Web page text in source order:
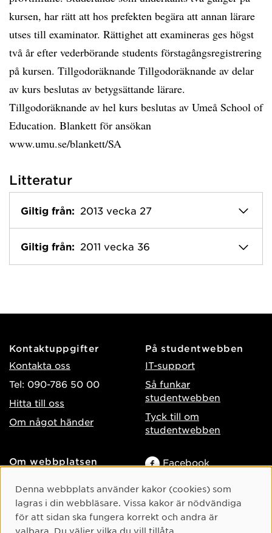
kursen, har rätt att hos prefekten begära att annan lärare
utses till examinator. Rättighet att examineras ges högst
två år efter vederbörande students förstagångsregistrering
på kursen. Tillgodoräknande Tillgodoräknande av delar
av kurs beslutas av betygsättande lärare.
Tillgodoräknande av hel kurs beslutas av Umeå School of
Education. Blankett för ansökan
www.umu.se/blankett/SA
Litteratur
Giltig från: 2013 vecka 27
Giltig från: 2011 vecka 36
Kontaktuppgifter
Kontakta oss
Tel: 090-786 50 00
Hitta till oss
Om något händer
På studentwebben
IT-support
Så funkar
studentwebben
Tyck till om
studentwebben
Om webbplatsen
Behandling av
personuppgifter
Hantera kakor
Facebook
TikTok
Youtube
Cookie-samtycke
Denna webbplats använder kakor (cookies) som
lagras i din webbläsare. Vissa kakor är nödvändiga
för att sidan ska fungera korrekt och andra är
valbara. Du väljer vilka du vill tillåta.